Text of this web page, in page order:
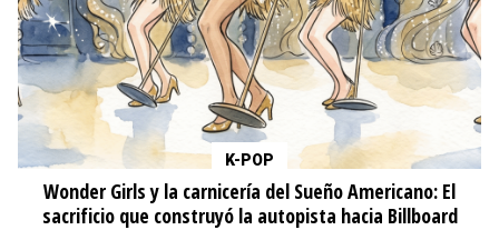
K-POP
Wonder Girls y la carnicería del Sueño Americano: El
sacrificio que construyó la autopista hacia Billboard